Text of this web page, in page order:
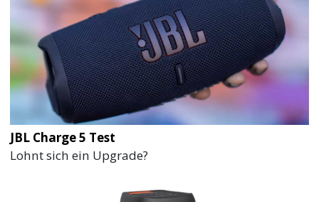
JBL Charge 5 Test
Lohnt sich ein Upgrade?